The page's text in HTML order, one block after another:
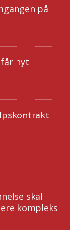
på
nyt
skal
kompleks